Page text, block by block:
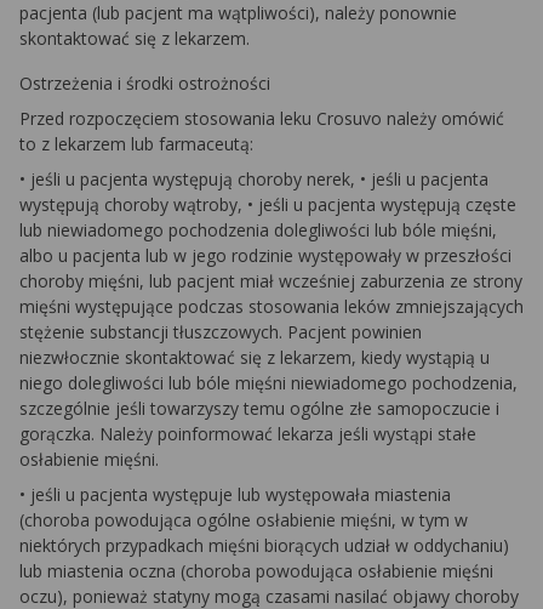
pacjenta (lub pacjent ma wątpliwości), należy ponownie
skontaktować się z lekarzem.
Ostrzeżenia i środki ostrożności
Przed rozpoczęciem stosowania leku Crosuvo należy omówić
to z lekarzem lub farmaceutą:
• jeśli u pacjenta występują choroby nerek, • jeśli u pacjenta
występują choroby wątroby, • jeśli u pacjenta występują częste
lub niewiadomego pochodzenia dolegliwości lub bóle mięśni,
albo u pacjenta lub w jego rodzinie występowały w przeszłości
choroby mięśni, lub pacjent miał wcześniej zaburzenia ze strony
mięśni występujące podczas stosowania leków zmniejszających
stężenie substancji tłuszczowych. Pacjent powinien
niezwłocznie skontaktować się z lekarzem, kiedy wystąpią u
niego dolegliwości lub bóle mięśni niewiadomego pochodzenia,
szczególnie jeśli towarzyszy temu ogólne złe samopoczucie i
gorączka. Należy poinformować lekarza jeśli wystąpi stałe
osłabienie mięśni.
• jeśli u pacjenta występuje lub występowała miastenia
(choroba powodująca ogólne osłabienie mięśni, w tym w
niektórych przypadkach mięśni biorących udział w oddychaniu)
lub miastenia oczna (choroba powodująca osłabienie mięśni
oczu), ponieważ statyny mogą czasami nasilać objawy choroby